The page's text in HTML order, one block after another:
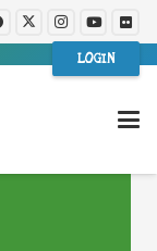
LOGIN